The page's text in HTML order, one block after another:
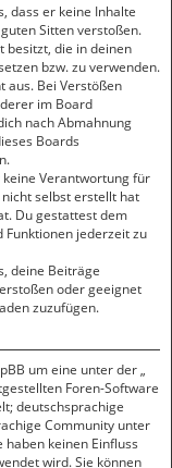
dass er keine Inhalte
Sitten verstoßen.
besitzt, die in deinen
bzw. zu verwenden.
aus. Bei Verstößen
im Board
nach Abmahnung
Boards
Verantwortung für
selbst erstellt hat
Du gestattest dem
jederzeit zu
deine Beiträge
oder geeignet
zuzufügen.
um eine unter der „
Foren-Software
deutschsprachige
Community unter
keinen Einfluss
wird. Sie können